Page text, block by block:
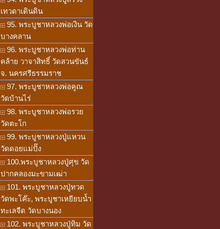
เทวดาเดินดิน
95. พระบูชาหลวงพ่อเงิน วัด
บางคลาน
96. พระบูชาหลวงพ่อท่าน
คล้าย วาจาสิทธิ์ วัดสวนขันธ์
จ. นครศรีธรรมราช
97. พระบูชาหลวงพ่อคูณ
วัดบ้านไร่
98. พระบูชาหลวงพ่อรวย
วัดตะโก
99. พระบูชาหลวงปู่แหวน
วัดดอยแม่ปั๊ง
100.พระบูชาหลวงปู่ศุข วัด
ปากคลองมะขามเฒ่า
101. พระบูชาหลวงปู่ทวด
วัดพะโค๊ะ, พระบูชาเหยียบน้ำ
ทะเลจืด วัดบางนอง
102. พระบูชาหลวงปู่ทิม วัด